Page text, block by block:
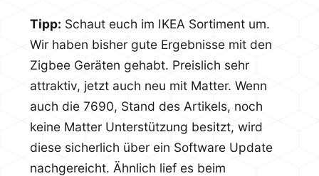
Tipp: Schaut euch im IKEA Sortiment um.
Wir haben bisher gute Ergebnisse mit den
Zigbee Geräten gehabt. Preislich sehr
attraktiv, jetzt auch neu mit Matter. Wenn
auch die 7690, Stand des Artikels, noch
keine Matter Unterstützung besitzt, wird
diese sicherlich über ein Software Update
nachgereicht. Ähnlich lief es beim